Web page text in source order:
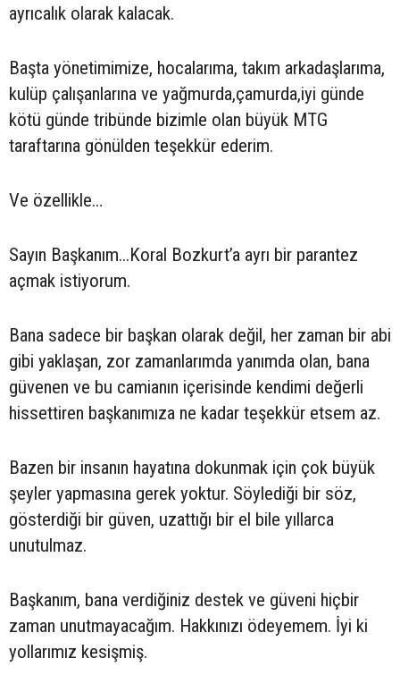
ayrıcalık olarak kalacak.
Başta yönetimimize, hocalarıma, takım arkadaşlarıma,
kulüp çalışanlarına ve yağmurda,çamurda,iyi günde
kötü günde tribünde bizimle olan büyük MTG
taraftarına gönülden teşekkür ederim.
Ve özellikle…
Sayın Başkanım...Koral Bozkurt’a ayrı bir parantez
açmak istiyorum.
Bana sadece bir başkan olarak değil, her zaman bir abi
gibi yaklaşan, zor zamanlarımda yanımda olan, bana
güvenen ve bu camianın içerisinde kendimi değerli
hissettiren başkanımıza ne kadar teşekkür etsem az.
Bazen bir insanın hayatına dokunmak için çok büyük
şeyler yapmasına gerek yoktur. Söylediği bir söz,
gösterdiği bir güven, uzattığı bir el bile yıllarca
unutulmaz.
Başkanım, bana verdiğiniz destek ve güveni hiçbir
zaman unutmayacağım. Hakkınızı ödeyemem. İyi ki
yollarımız kesişmiş.